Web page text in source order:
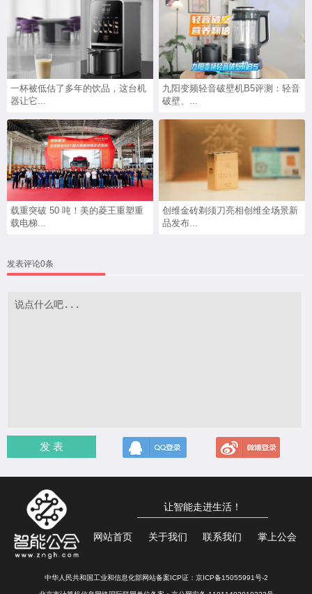
一杯被低估了多年的饮品，这台机
器让它...
九阳变频轻音破壁机B5评测：轻音
破壁、...
载重突破 50 吨！美的菱王重塑重
载电梯...
创维金砖剃须刀亮相创维全场景新
品发布...
发表评论0条
发 表
让智能走进生活！
网站首页 关于我们 联系我们 掌上公会
中华人民共和国工业和信息化部网站备案ICP证： 京ICP备15055991号-2